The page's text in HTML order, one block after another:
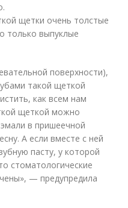
щетки очень толстые
только выпуклые
поверхности),
такой щеткой
как всем нам
щеткой можно
в пришеечной
А если вместе с ней
пасту, у которой
стоматологические
— предупредила